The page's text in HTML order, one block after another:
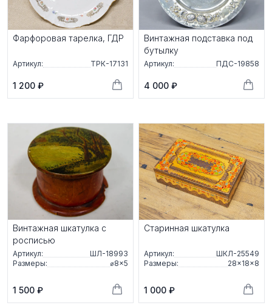
Фарфоровая тарелка, ГДР
Артикул: ТРК-17131
1 200 ₽
Винтажная подставка под
бутылку
Артикул: ПДС-19858
4 000 ₽
Винтажная шкатулка с
росписью
Артикул:
ШЛ-18993
Размеры:
⌀8×5
1 500 ₽
Старинная шкатулка
Артикул:
ШКЛ-25549
Размеры:
28×18×8
1 000 ₽